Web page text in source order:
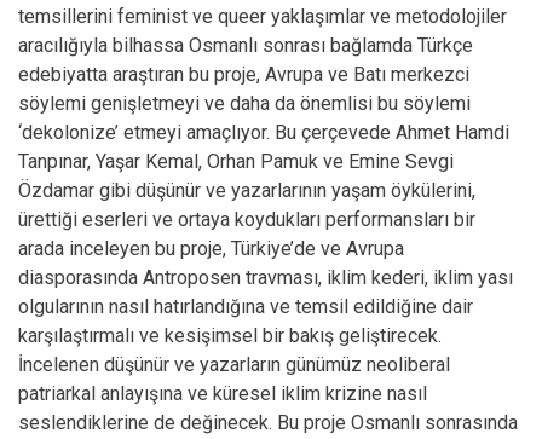
temsillerini feminist ve queer yaklaşımlar ve metodolojiler
aracılığıyla bilhassa Osmanlı sonrası bağlamda Türkçe
edebiyatta araştıran bu proje, Avrupa ve Batı merkezci
söylemi genişletmeyi ve daha da önemlisi bu söylemi
‘dekolonize’ etmeyi amaçlıyor. Bu çerçevede Ahmet Hamdi
Tanpınar, Yaşar Kemal, Orhan Pamuk ve Emine Sevgi
Özdamar gibi düşünür ve yazarlarının yaşam öykülerini,
ürettiği eserleri ve ortaya koydukları performansları bir
arada inceleyen bu proje, Türkiye’de ve Avrupa
diasporasında Antroposen travması, iklim kederi, iklim yası
olgularının nasıl hatırlandığına ve temsil edildiğine dair
karşılaştırmalı ve kesişimsel bir bakış geliştirecek.
İncelenen düşünür ve yazarların günümüz neoliberal
patriarkal anlayışına ve küresel iklim krizine nasıl
seslendiklerine de değinecek. Bu proje Osmanlı sonrasında